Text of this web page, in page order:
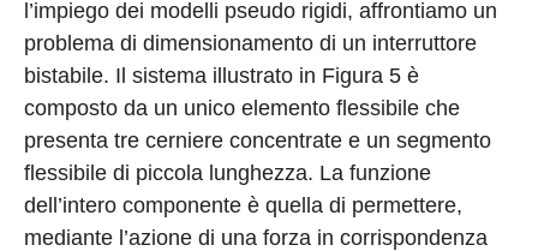
l’impiego dei modelli pseudo rigidi, affrontiamo un
problema di dimensionamento di un interruttore
bistabile. Il sistema illustrato in Figura 5 è
composto da un unico elemento flessibile che
presenta tre cerniere concentrate e un segmento
flessibile di piccola lunghezza. La funzione
dell’intero componente è quella di permettere,
mediante l’azione di una forza in corrispondenza